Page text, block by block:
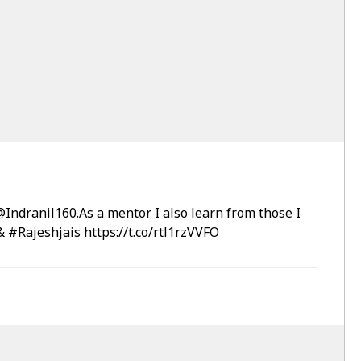
a mentor I also learn from those I
#Rajeshjais https://t.co/rtl1rzVVFO